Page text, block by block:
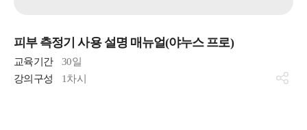
피부 측정기 사용 설명 매뉴얼(야누스 프로)
교육기간
30일
강의구성
1차시